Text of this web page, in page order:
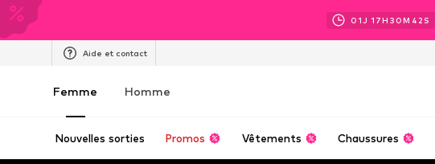
01J 17H 30M 40 S
Aide et contact
Femme Homme
Nouvelles sorties Promos Vêtements Chaussures